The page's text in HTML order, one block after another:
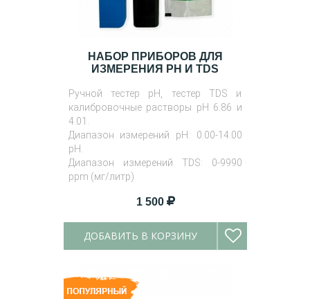
НАБОР ПРИБОРОВ ДЛЯ
ИЗМЕРЕНИЯ PH И TDS
Ручной тестер pH, тестер TDS и
калибровочные растворы pH 6.86 и
4.01.
Диапазон измерений pH: 0.00-14.00
pH.
Диапазон измерений TDS: 0-9990
ppm (мг/литр)
1 500
ДОБАВИТЬ В КОРЗИНУ